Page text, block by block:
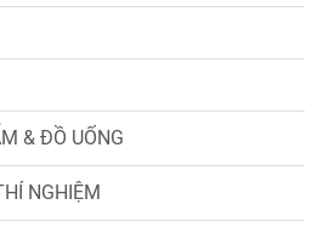
& ĐỒ UỐNG
NGHIỆM